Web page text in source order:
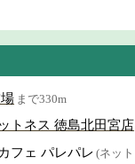
まで330m
トネス 徳島北田宮店
フェ パレパレ (ネッ